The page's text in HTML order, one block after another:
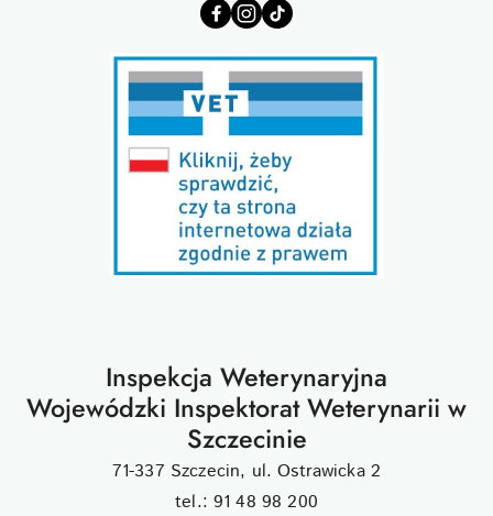
Inspekcja Weterynaryjna
Wojewódzki Inspektorat Weterynarii w
Szczecinie
71-337 Szczecin, ul. Ostrawicka 2
tel.: 91 48 98 200